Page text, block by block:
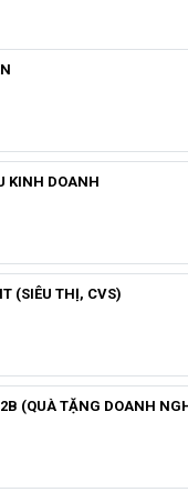
KINH DOANH
(SIÊU THỊ, CVS)
(QUÀ TẶNG DOANH